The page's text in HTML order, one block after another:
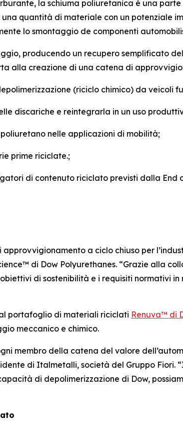
la schiuma poliuretanica è una
quantità di materiale con un potenziale
lo smontaggio de componenti
producendo un recupero semplificato
alla creazione di una catena di
(riciclo chimico) da veicoli
discariche e reintegrarla in un uso
nelle applicazioni di mobilità;
prime riciclate.;
di contenuto riciclato previsti dalla End
a ciclo chiuso per
di Dow Polyurethanes. “Grazie alla
di sostenibilità e i requisiti normativi
portafoglio di materiali riciclati Renuva™ di
meccanico e chimico.
membro della catena del valore
di Italmetalli, società del Gruppo Fiori.
di depolimerizzazione di Dow,